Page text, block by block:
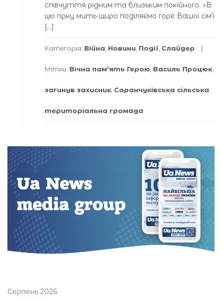
співчуття рідним та близьким покійного. «В
цю гірку мить щиро поділяємо горе Вашої сім’ї
[…]
Категорія: Війна, Новини, Події, Слайдер
Мітки: Вічна пам'ять Герою, Василь Процюк,
загинув захисник, Саранчуківська сільська
територіальна громада
Серпень 2026